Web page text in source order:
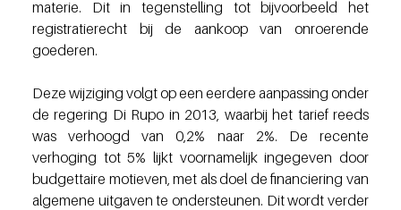
materie. Dit in tegenstelling tot bijvoorbeeld het
registratierecht bij de aankoop van onroerende
goederen.
Deze wijziging volgt op een eerdere aanpassing onder
de regering Di Rupo in 2013, waarbij het tarief reeds
was verhoogd van 0,2% naar 2%. De recente
verhoging tot 5% lijkt voornamelijk ingegeven door
budgettaire motieven, met als doel de financiering van
algemene uitgaven te ondersteunen. Dit wordt verder